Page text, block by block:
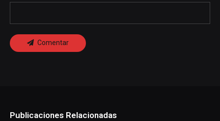
Comentar
Publicaciones Relacionadas